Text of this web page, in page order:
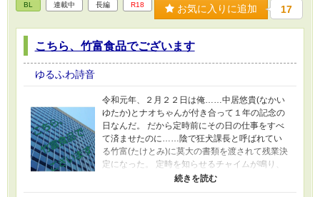
BL 連載中 長編 R18 お気に入りに追加 17
こちら、竹富食品でございます
ゆるふわ詩音
令和元年、２月２２日は俺……中居悠貴(なかい
ゆたか)とナオちゃんが付き合って１年の記念の
日なんだ。 だから定時前にその日の仕事をすべ
て済ませたのに……陰で狂犬課長と呼ばれてい
る竹富(たけとみ)に莫大の書類を渡されて残業決
定になった。 定時を知らせるチャイムが鳴り、
ゴン主任……福原権兵衛(ふくはらごんべえ)とイ
チャイチャして帰る竹富を恨めしく思っている